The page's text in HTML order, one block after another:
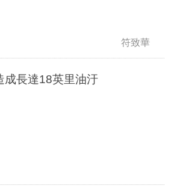
符致華
成長達18英里油汙